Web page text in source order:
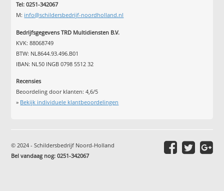
Tel: 0251-342067
M: info@schildersbedrijf-noordholland.nl
Bedrijfsgegevens TRD Multidiensten B.V.
KVK: 88068749
BTW: NL8644.93.496.B01
IBAN: NL50 INGB 0798 5512 32
Recensies
Beoordeling door klanten:4,6/5
» Bekijk individuele klantbeoordelingen
© 2024 - Schildersbedrijf Noord-Holland
Bel vandaag nog: 0251-342067